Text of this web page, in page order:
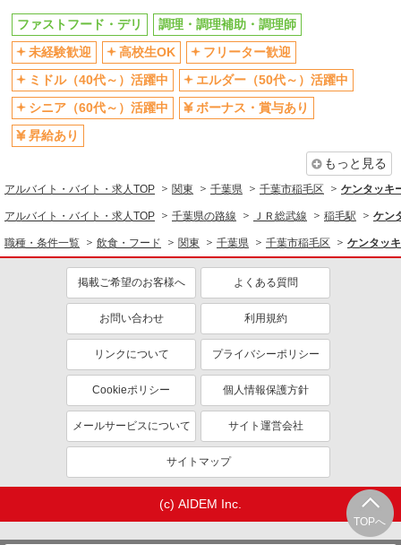
未経験歓迎
高校生OK
ミドル（40代～）活躍中
ボーナス・賞与あり
週2～3日勤務OK
短時間勤務（1日4h以内）OK
上場企業・上場企業のグループ会
社
扶養内勤務OK
交通費支給
TOPへ
ファストフード・デリ
調理・調理補助・調理師
未経験歓迎
高校生OK
フリーター歓迎
ミドル（40代～）活躍中
エルダー（50代～）活躍中
シニア（60代～）活躍中
ボーナス・賞与あり
昇給あり
もっと見る
アルバイト・バイト・求人TOP 関東 千葉県 千葉市稲毛区 ケンタッキ
アルバイト・バイト・求人TOP 千葉県の路線 ＪＲ総武線 稲毛駅 ケン
職種・条件一覧 飲食・フード 関東 千葉県 千葉市稲毛区 ケンタッ
掲載ご希望のお客様へ よくある質問
お問い合わせ 利用規約
リンクについて プライバシーポリシー
Cookieポリシー 個人情報保護方針
メールサービスについて サイト運営会社
サイトマップ
(c) AIDEM Inc.